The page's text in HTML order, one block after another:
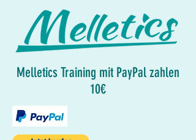
Melletics Training mit PayPal zahlen
10€